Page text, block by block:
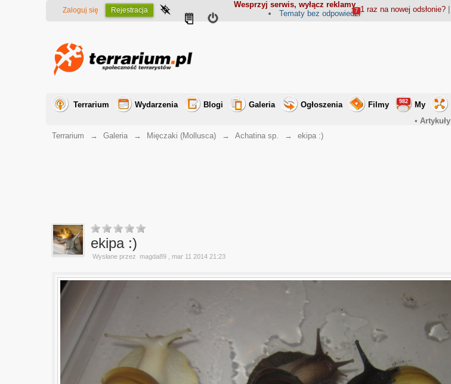
Wesprzyj serwis, wyłącz reklamy
Zaloguj się Rejestracja 1 raz na nowej odsłonie?|
Tematy bez odpowiedzi
7
Terrarium Wydarzenia Blogi Galeria Ogłoszenia Filmy My
982
• Artykuły
Terrarium
→ Galeria → Mięczaki (Mollusca) → Achatina sp. → ekipa :)
ekipa :)
Wysłane przez magda89 , mar 11 2014 21:23